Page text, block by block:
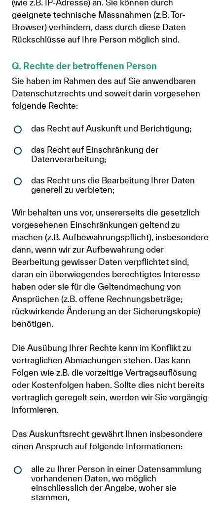
(wie z.B. IP-Adresse) an. Sie können durch
geeignete technische Massnahmen (z.B. Tor-
Browser) verhindern, dass durch diese Daten
Rückschlüsse auf Ihre Person möglich sind.
Q. Rechte der betroffenen Person
Sie haben im Rahmen des auf Sie anwendbaren
Datenschutzrechts und soweit darin vorgesehen
folgende Rechte:
​​​​​​​das Recht auf Auskunft und Berichtigung;
das Recht auf Einschränkung der
Datenverarbeitung;
das Recht uns die Bearbeitung Ihrer Daten
generell zu verbieten;
Wir behalten uns vor, unsererseits die gesetzlich
vorgesehenen Einschränkungen geltend zu
machen (z.B. Aufbewahrungspflicht), insbesondere
dann, wenn wir zur Aufbewahrung oder
Bearbeitung gewisser Daten verpflichtet sind,
daran ein überwiegendes berechtigtes Interesse
haben oder sie für die Geltendmachung von
Ansprüchen (z.B. offene Rechnungsbeträge;
rückwirkende Änderung an der Sicherungskopie)
benötigen.
Die Ausübung Ihrer Rechte kann im Konflikt zu
vertraglichen Abmachungen stehen. Das kann
Folgen wie z.B. die vorzeitige Vertragsauflösung
oder Kostenfolgen haben. Sollte dies nicht bereits
vertraglich geregelt sein, werden wir Sie vorgängig
informieren.
Das Auskunftsrecht gewährt Ihnen insbesondere
einen Anspruch auf folgende Informationen:
alle zu Ihrer Person in einer Datensammlung
vorhandenen Daten, wo möglich
einschliesslich der Angabe, woher sie
stammen,